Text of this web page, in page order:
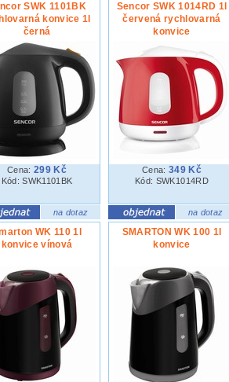
SWK 1101BK
konvice 1l
černá
Cena: 299 Kč
Kód: SWK1101BK
na dotaz
Sencor SWK 1014RD 1l
červená rychlovarná
konvice
Cena: 349 Kč
Kód: SWK1014RD
na dotaz
WK 110 1l
konvice vínová
SMARTON WK 100 1l
konvice